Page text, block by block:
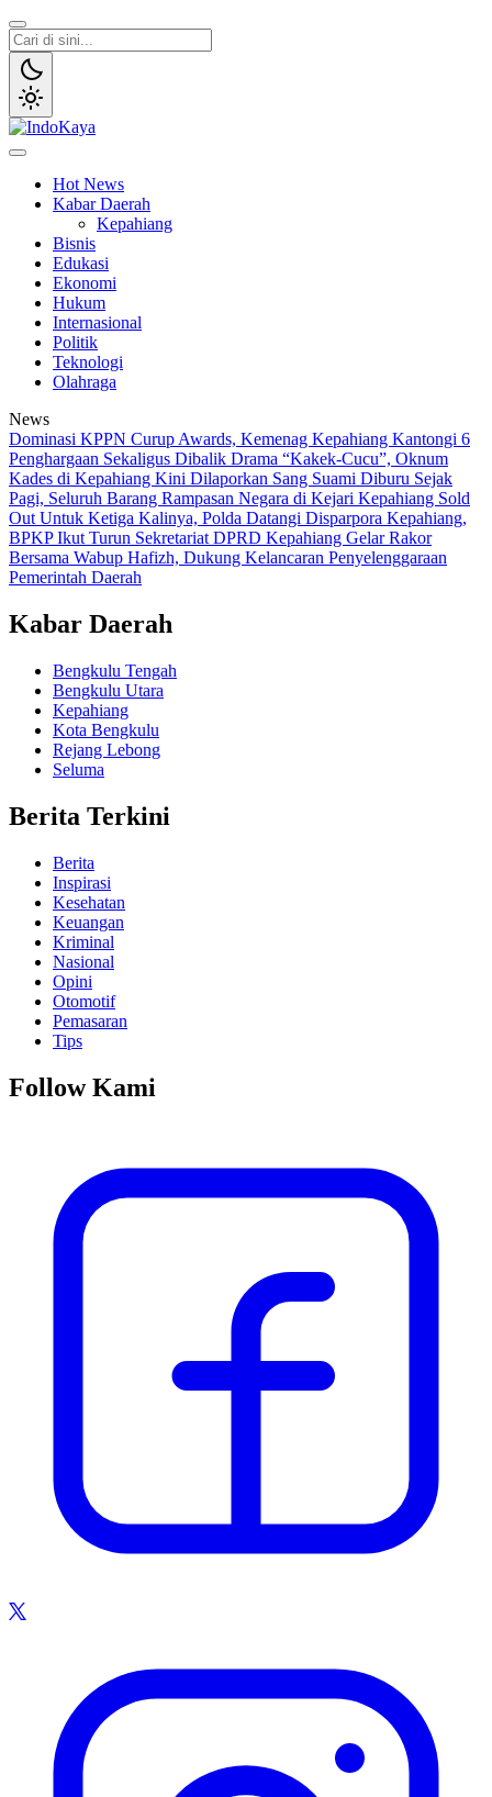
Lewati
ke
konten
Hot News
Kabar Daerah
Kepahiang
Bisnis
Edukasi
Ekonomi
Hukum
Internasional
Politik
Teknologi
Olahraga
News
Dominasi KPPN Curup Awards, Kemenag Kepahiang Kantongi 6
Penghargaan Sekaligus Dibalik Drama “Kakek-Cucu”, Oknum
Kades di Kepahiang Kini Dilaporkan Sang Suami Diburu Sejak
Pagi, Seluruh Barang Rampasan Negara di Kejari Kepahiang Sold
Out Untuk Ketiga Kalinya, Polda Datangi Disparpora Kepahiang,
BPKP Ikut Turun Sekretariat DPRD Kepahiang Gelar Rakor
Bersama Wabup Hafizh, Dukung Kelancaran Penyelenggaraan
Pemerintah Daerah
Kabar Daerah
Bengkulu Tengah
Bengkulu Utara
Kepahiang
Kota Bengkulu
Rejang Lebong
Seluma
Berita Terkini
Berita
Inspirasi
Kesehatan
Keuangan
Kriminal
Nasional
Opini
Otomotif
Pemasaran
Tips
Follow Kami